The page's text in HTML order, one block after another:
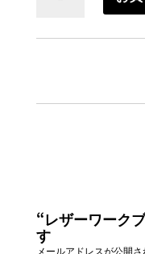
“レザーワーク
す
メールアドレスが公開さ